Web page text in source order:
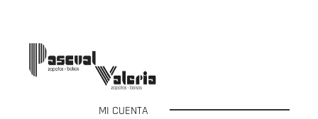
MI CUENTA